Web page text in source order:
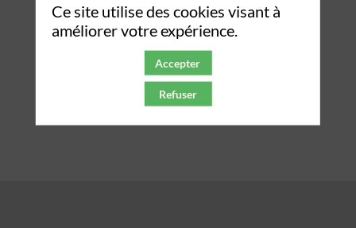
Ce site utilise des cookies visant à
améliorer votre expérience.
Accepter
Refuser